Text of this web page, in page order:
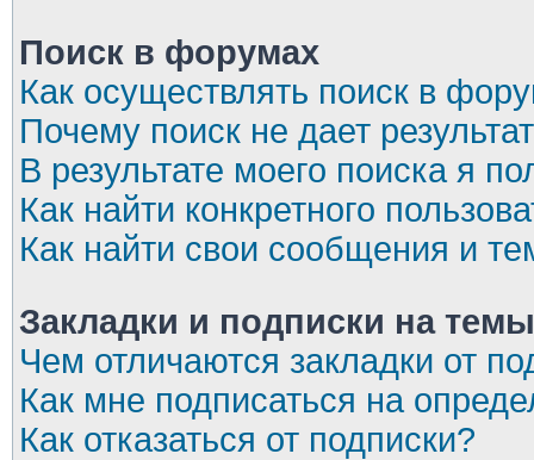
Поиск в форумах
Как осуществлять поиск в
Почему поиск не дает
В результате моего поиска я
Как найти конкретного
Как найти свои сообщения и
Закладки и подписки на темы
Чем отличаются закладки от
Как мне подписаться на
Как отказаться от подписки?